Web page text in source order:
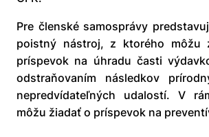
Pre členské samosprávy
poistný nástroj, z ktorého môžu
príspevok na úhradu časti
odstraňovaním následkov
nepredvídateľných udalostí. V
môžu žiadať o príspevok na